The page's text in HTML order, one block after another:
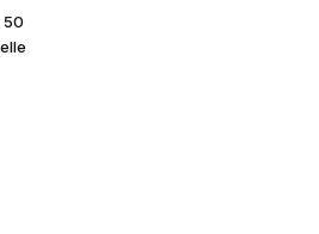
l’utilisation de plastique dans
meilleur prix chez
50